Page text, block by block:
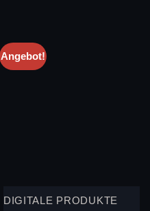
Angebot!
DIGITALE PRODUKTE